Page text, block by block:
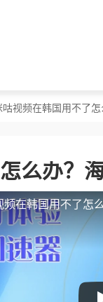
咕视频在韩国用不了
么办？
频在韩国用不了怎